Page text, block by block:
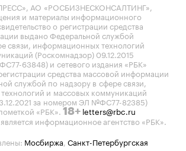
АО «РОСБИЗНЕСКОНСАЛТИНГ»,
и материалы информационного
о регистрации средства
выдано Федеральной службой
связи, информационных технологий
(Роскомнадзор) 09.12.2015
63848) и сетевого издания «РБК»
средства массовой информации
службой по надзору в сфере связи,
и массовых коммуникаций
за номером ЭЛ №ФС77-82385)
«РБК». 18+ letters@rbc.ru
информационное агентство «РБК».
Мосбиржа, Санкт-Петербургская